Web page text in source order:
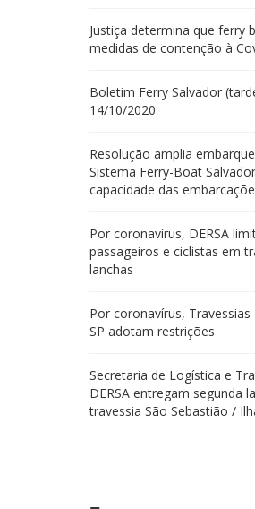
Justiça determina que ferry
medidas de contenção à
Boletim Ferry Salvador
14/10/2020
Resolução amplia
Sistema Ferry-Boat
capacidade das
Por coronavírus, DERSA
passageiros e ciclistas em
lanchas
Por coronavírus,
SP adotam restrições
Secretaria de Logística e
DERSA entregam segunda
travessia São Sebastião /